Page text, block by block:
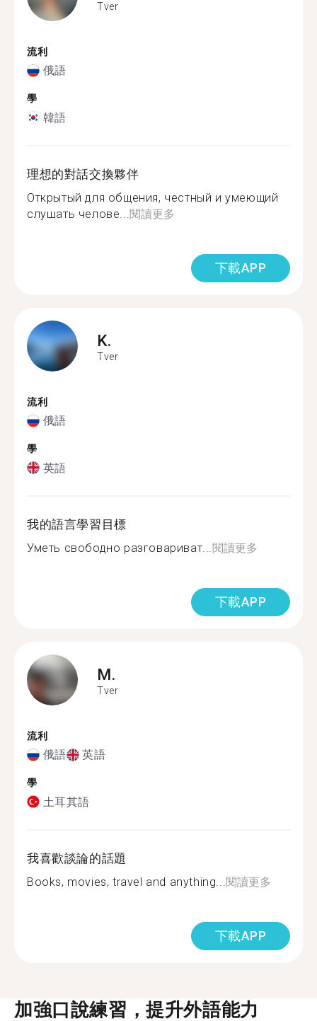
Tver
流利
俄語
學
韓語
理想的對話交換夥伴
Открытый для общения, честный и умеющий
слушать челове... 閱讀更多
下載APP
K.
Tver
流利
俄語
學
英語
我的語言學習目標
Уметь свободно разговариват... 閱讀更多
下載APP
M.
Tver
流利
俄語 英語
學
土耳其語
我喜歡談論的話題
Books, movies, travel and anything... 閱讀更多
下載APP
加強口說練習，提升外語能力